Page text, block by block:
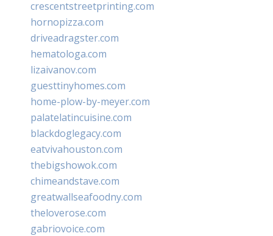
crescentstreetprinting.com
hornopizza.com
driveadragster.com
hematologa.com
lizaivanov.com
guesttinyhomes.com
home-plow-by-meyer.com
palatelatincuisine.com
blackdoglegacy.com
eatvivahouston.com
thebigshowok.com
chimeandstave.com
greatwallseafoodny.com
theloverose.com
gabriovoice.com